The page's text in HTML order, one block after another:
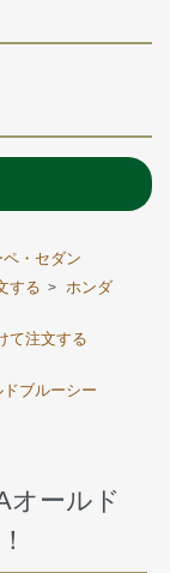
ペ・セダン
する > ホンダ
て注文する
ブルーシー
オールド